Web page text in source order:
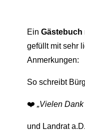
Ein Gästebuch
gefüllt mit sehr
Anmerkungen:
So schreibt
❤️ „Vielen
und Landrat